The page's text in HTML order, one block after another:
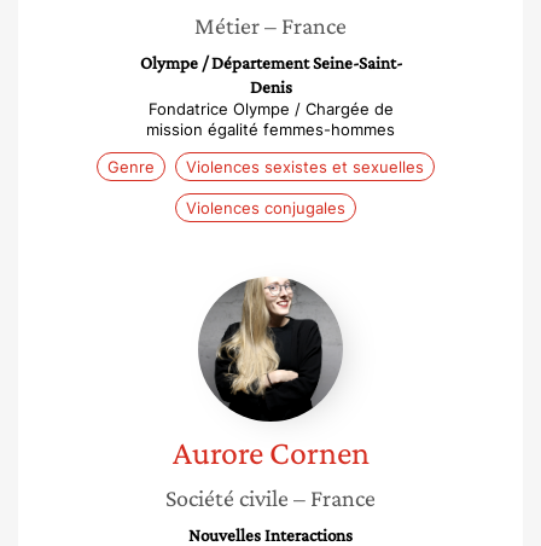
Métier– France
Olympe / Département Seine-Saint-
Denis
Fondatrice Olympe / Chargée de
mission égalité femmes-hommes
Genre
Violences sexistes et sexuelles
Violences conjugales
Aurore
Cornen
Aurore Cornen
Société civile – France
Nouvelles Interactions